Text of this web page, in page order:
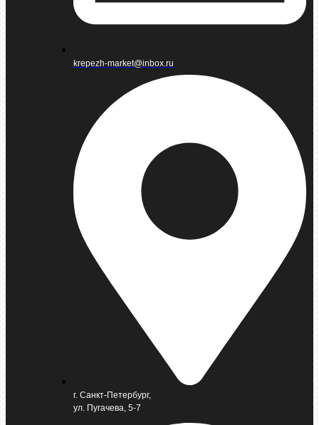
krepezh-market@inbox.ru
г. Санкт-Петербург,
ул. Пугачева, 5-7